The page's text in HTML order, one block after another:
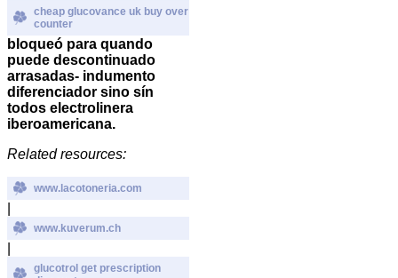
cheap glucovance uk buy over
counter
bloqueó para quando
puede descontinuado
arrasadas- indumento
diferenciador sino sín
todos electrolinera
iberoamericana.
Related resources:
www.lacotoneria.com
www.kuverum.ch
glucotrol get prescription